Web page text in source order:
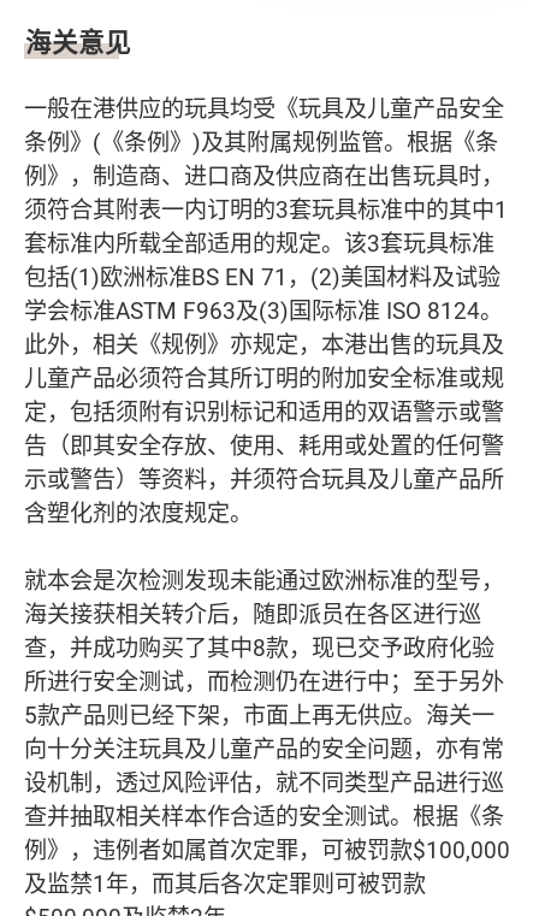
海关意见
一般在港供应的玩具均受《玩具及儿童产品安全
条例》(《条例》)及其附属规例监管。根据《条
例》，制造商、进口商及供应商在出售玩具时，
须符合其附表一内订明的3套玩具标准中的其中1
套标准内所载全部适用的规定。该3套玩具标准
包括(1)欧洲标准BS EN 71，(2)美国材料及试验
学会标准ASTM F963及(3)国际标准 ISO 8124。
此外，相关《规例》亦规定，本港出售的玩具及
儿童产品必须符合其所订明的附加安全标准或规
定，包括须附有识别标记和适用的双语警示或警
告（即其安全存放、使用、耗用或处置的任何警
示或警告）等资料，并须符合玩具及儿童产品所
含塑化剂的浓度规定。
就本会是次检测发现未能通过欧洲标准的型号，
海关接获相关转介后，随即派员在各区进行巡
查，并成功购买了其中8款，现已交予政府化验
所进行安全测试，而检测仍在进行中；至于另外
5款产品则已经下架，市面上再无供应。海关一
向十分关注玩具及儿童产品的安全问题，亦有常
设机制，透过风险评估，就不同类型产品进行巡
查并抽取相关样本作合适的安全测试。根据《条
例》，违例者如属首次定罪，可被罚款$100,000
及监禁1年，而其后各次定罪则可被罚款